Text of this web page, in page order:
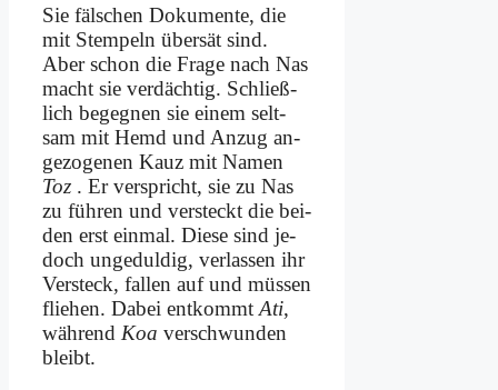
Sie fäl­schen Do­ku­men­te, die
mit Stem­peln über­sät sind.
Aber schon die Fra­ge nach Nas
macht sie ver­däch­tig. Schließ­
lich be­geg­nen sie ei­nem selt­
sam mit Hemd und An­zug an­
ge­zo­ge­nen Kauz mit Na­men
Toz . Er ver­spricht, sie zu Nas
zu füh­ren und ver­steckt die bei­
den erst ein­mal. Die­se sind je­
doch un­ge­dul­dig, ver­las­sen ihr
Ver­steck, fal­len auf und müs­sen
flie­hen. Da­bei ent­kommt Ati,
wäh­rend Koa ver­schwun­den
bleibt.